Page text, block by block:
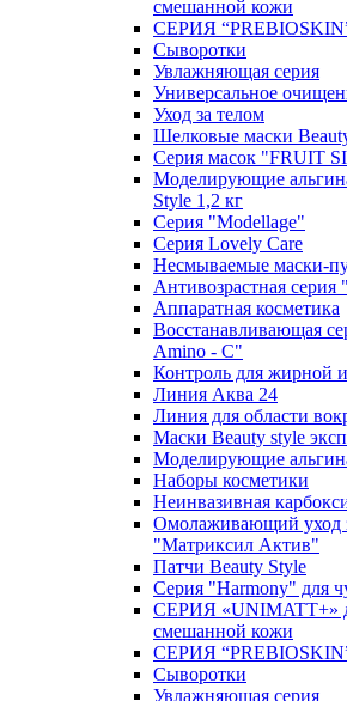
смешанной кожи
СЕРИЯ
Сыворотки
Увлажняющая серия
Универсальное
Уход за телом
Шелковые маски
Серия масок "FRUIT
Моделирующие
Style 1,2 кг
Серия "Modellage"
Cерия Lovely Care
Несмываемые маски-
Антивозрастная
Аппаратная косметика
Восстанавливающая
Amino - C"
Контроль для жирной
Линия Аква 24
Линия для области
Маски Beauty style
Моделирующие
Наборы косметики
Неинвазивная
Омолаживающий уход
"Матриксил Актив"
Патчи Beauty Style
Серия "Harmony" для
СЕРИЯ «UNIMATT+»
смешанной кожи
СЕРИЯ
Сыворотки
Увлажняющая серия